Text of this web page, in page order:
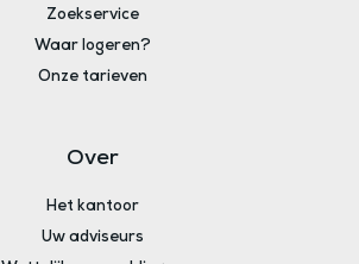
Zoekservice
Waar logeren?
Onze tarieven
Over
Het kantoor
Uw adviseurs